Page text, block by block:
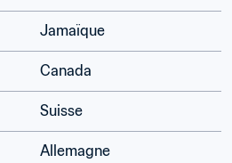
Jamaïque
Canada
Suisse
Allemagne